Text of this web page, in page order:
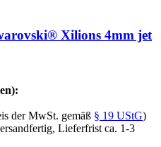
Xilions 4mm jet
der MwSt. gemäß § 19 UStG)
Lieferfrist ca. 1-3